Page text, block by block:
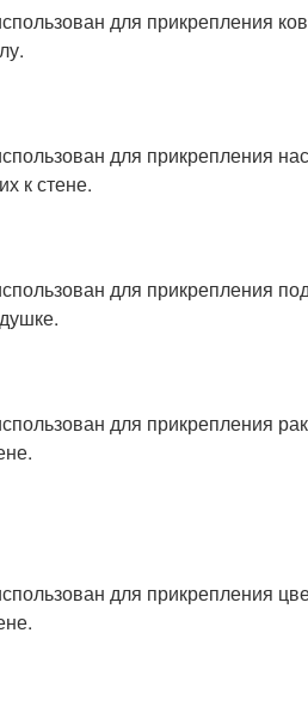
для прикрепления
для прикрепления
к стене.
для прикрепления
для прикрепления
для прикрепления